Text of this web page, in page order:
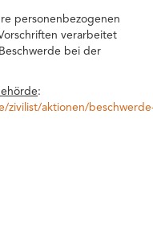
personenbezogenen
verarbeitet
bei der
:
zivilist/aktionen/